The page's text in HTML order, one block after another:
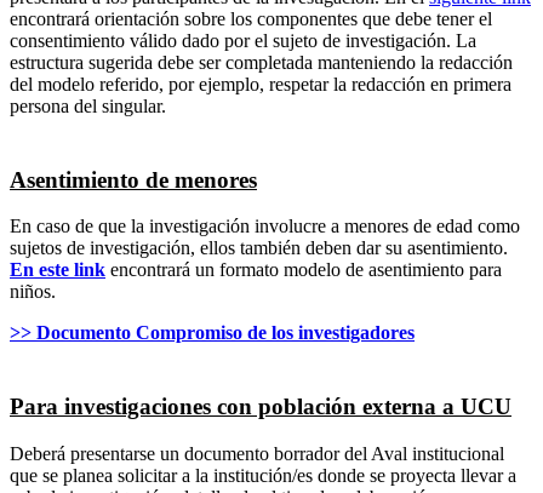
encontrará orientación sobre los componentes que debe tener el
consentimiento válido dado por el sujeto de investigación. La
estructura sugerida debe ser completada manteniendo la redacción
del modelo referido, por ejemplo, respetar la redacción en primera
persona del singular.
Asentimiento de menores
En caso de que la investigación involucre a menores de edad como
sujetos de investigación, ellos también deben dar su asentimiento.
En este link encontrará un formato modelo de asentimiento para
niños.
>> Documento Compromiso de los investigadores
Para investigaciones con población externa a UCU
Deberá presentarse un documento borrador del Aval institucional
que se planea solicitar a la institución/es donde se proyecta llevar a